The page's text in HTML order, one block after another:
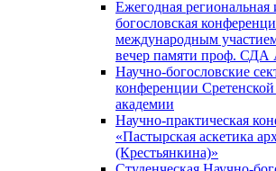
Ежегодная региональная
богословская
международным
вечер памяти проф. СДА
Научно-богословские
конференции
академии
Научно-практическая
«Пастырская аскетика
(Крестьянкина)»